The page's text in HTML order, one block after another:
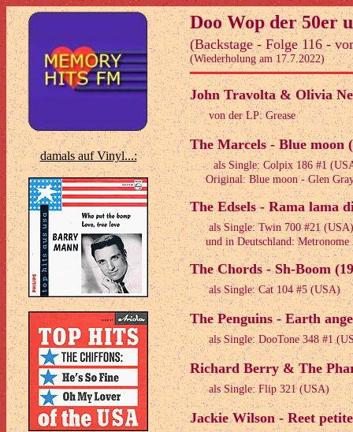
damals auf Vinyl...:
Doo Wop der 50er
(Backstage - Folge 116 -
(Wiederholung am 17.7.2022)
John Travolta & Olivia
von der LP: Grease
The Marcels - Blue moon
als Single: Colpix 186 #1
Original: Blue moon - Glen Gray
The Edsels - Rama lama
als Single: Twin 700 #21 (USA)
und in Deutschland: Metronome
The Chords - Sh-Boom
als Single: Cat 104 #5 (USA)
The Penguins - Earth
als Single: DooTone 348 #1
Richard Berry & The
als Single: Flip 321 (USA)
Jackie Wilson - Reet